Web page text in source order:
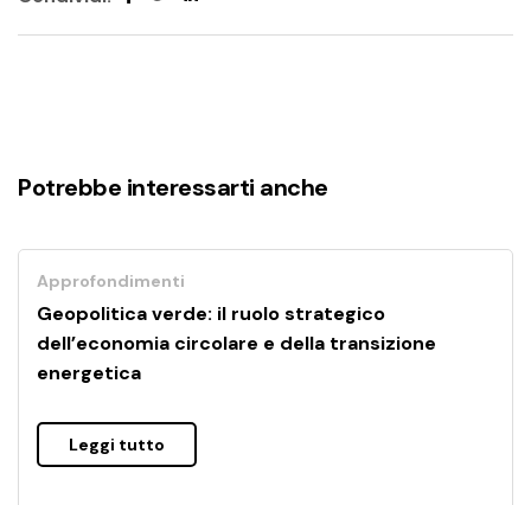
Potrebbe interessarti anche
Approfondimenti
Geopolitica verde: il ruolo strategico
dell’economia circolare e della transizione
energetica
Leggi tutto